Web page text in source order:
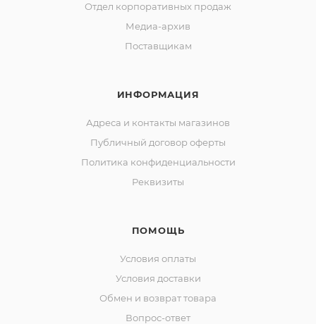
Отдел корпоративных продаж
Медиа-архив
Поставщикам
ИНФОРМАЦИЯ
Адреса и контакты магазинов
Публичный договор оферты
Политика конфиденциальности
Реквизиты
ПОМОЩЬ
Условия оплаты
Условия доставки
Обмен и возврат товара
Вопрос-ответ